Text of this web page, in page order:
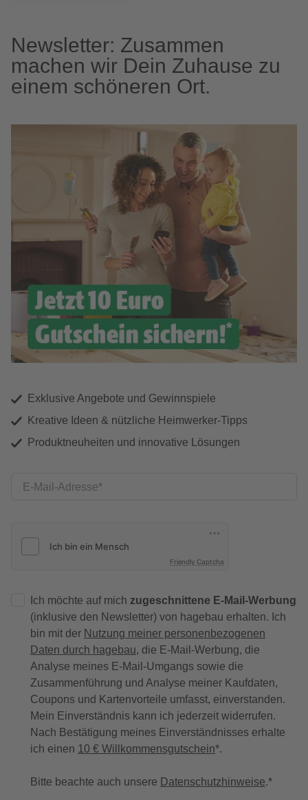
Newsletter: Zusammen
machen wir Dein Zuhause zu
einem schöneren Ort.
Exklusive Angebote und Gewinnspiele
Kreative Ideen & nützliche Heimwerker-Tipps
Produktneuheiten und innovative Lösungen
E-Mail-Adresse
Friendly Captcha
Ich möchte auf mich zugeschnittene E-Mail-Werbung
(inklusive den Newsletter) von hagebau erhalten. Ich
bin mit der Nutzung meiner personenbezogenen
Daten durch hagebau, die E-Mail-Werbung, die
Analyse meines E-Mail-Umgangs sowie die
Zusammenführung und Analyse meiner Kaufdaten,
Coupons und Kartenvorteile umfasst, einverstanden.
Mein Einverständnis kann ich jederzeit widerrufen.
Nach Bestätigung meines Einverständnisses erhalte
ich einen 10 € Willkommensgutschein*.
Bitte beachte auch unsere Datenschutzhinweise.